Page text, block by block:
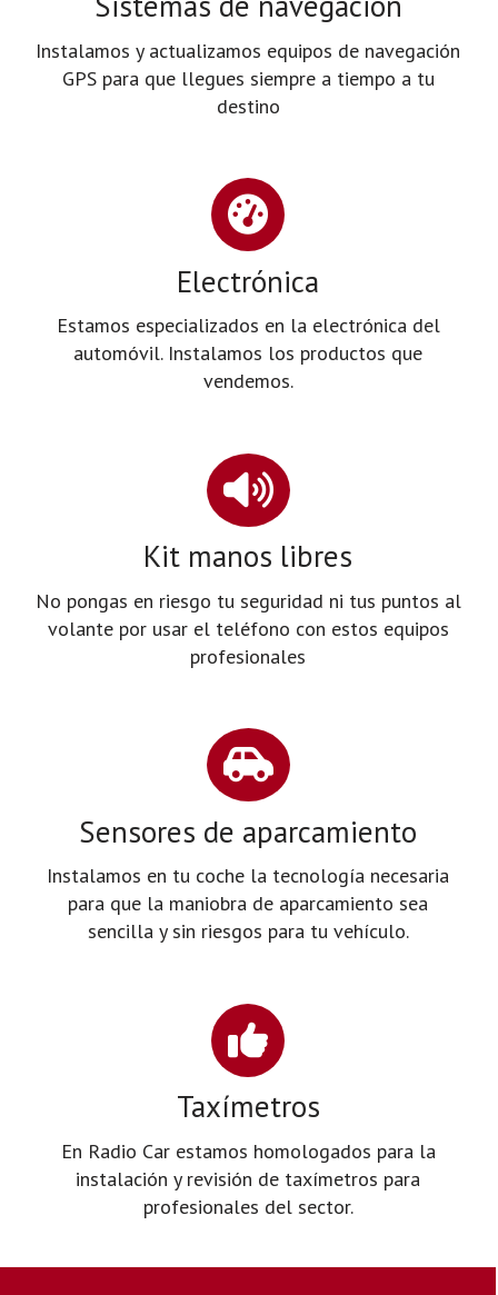
Instalamos y actualizamos equipos de navegación
GPS para que llegues siempre a tiempo a tu
destino
Electrónica
Estamos especializados en la electrónica del
automóvil. Instalamos los productos que
vendemos.
Kit manos libres
No pongas en riesgo tu seguridad ni tus puntos al
volante por usar el teléfono con estos equipos
profesionales
Sensores de aparcamiento
Instalamos en tu coche la tecnología necesaria
para que la maniobra de aparcamiento sea
sencilla y sin riesgos para tu vehículo.
Taxímetros
En Radio Car estamos homologados para la
instalación y revisión de taxímetros para
profesionales del sector.